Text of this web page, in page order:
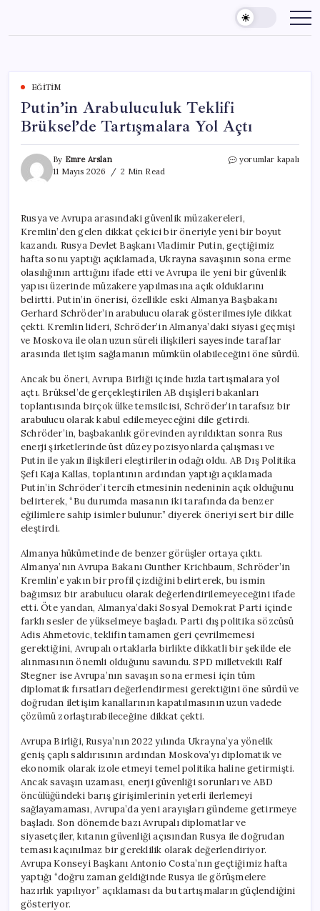
content
EĞITIM
Putin’in Arabuluculuk Teklifi
Brüksel’de Tartışmalara Yol Açtı
By Emre Arslan
11 Mayıs 2026
2 Min Read
Putin’in
Yol
Açtı
için
yorumlar kapalı
Rusya ve Avrupa arasındaki güvenlik müzakereleri,
Kremlin’den gelen dikkat çekici bir öneriyle yeni bir boyut
kazandı. Rusya Devlet Başkanı Vladimir Putin, geçtiğimiz
hafta sonu yaptığı açıklamada, Ukrayna savaşının sona erme
olasılığının arttığını ifade etti ve Avrupa ile yeni bir güvenlik
yapısı üzerinde müzakere yapılmasına açık olduklarını
belirtti. Putin’in önerisi, özellikle eski Almanya Başbakanı
Gerhard Schröder’in arabulucu olarak gösterilmesiyle dikkat
çekti. Kremlin lideri, Schröder’in Almanya’daki siyasi geçmişi
ve Moskova ile olan uzun süreli ilişkileri sayesinde taraflar
arasında iletişim sağlamanın mümkün olabileceğini öne sürdü.
Ancak bu öneri, Avrupa Birliği içinde hızla tartışmalara yol
açtı. Brüksel’de gerçekleştirilen AB dışişleri bakanları
toplantısında birçok ülke temsilcisi, Schröder’in tarafsız bir
arabulucu olarak kabul edilemeyeceğini dile getirdi.
Schröder’in, başbakanlık görevinden ayrıldıktan sonra Rus
enerji şirketlerinde üst düzey pozisyonlarda çalışması ve
Putin ile yakın ilişkileri eleştirilerin odağı oldu. AB Dış Politika
Şefi Kaja Kallas, toplantının ardından yaptığı açıklamada
Putin’in Schröder’i tercih etmesinin nedeninin açık olduğunu
belirterek, “Bu durumda masanın iki tarafında da benzer
eğilimlere sahip isimler bulunur.” diyerek öneriyi sert bir dille
eleştirdi.
Almanya hükümetinde de benzer görüşler ortaya çıktı.
Almanya’nın Avrupa Bakanı Gunther Krichbaum, Schröder’in
Kremlin’e yakın bir profil çizdiğini belirterek, bu ismin
bağımsız bir arabulucu olarak değerlendirilemeyeceğini ifade
etti. Öte yandan, Almanya’daki Sosyal Demokrat Parti içinde
farklı sesler de yükselmeye başladı. Parti dış politika sözcüsü
Adis Ahmetovic, teklifin tamamen geri çevrilmemesi
gerektiğini, Avrupalı ortaklarla birlikte dikkatli bir şekilde ele
alınmasının önemli olduğunu savundu. SPD milletvekili Ralf
Stegner ise Avrupa’nın savaşın sona ermesi için tüm
diplomatik fırsatları değerlendirmesi gerektiğini öne sürdü ve
doğrudan iletişim kanallarının kapatılmasının uzun vadede
çözümü zorlaştırabileceğine dikkat çekti.
Avrupa Birliği, Rusya’nın 2022 yılında Ukrayna’ya yönelik
geniş çaplı saldırısının ardından Moskova’yı diplomatik ve
ekonomik olarak izole etmeyi temel politika haline getirmişti.
Ancak savaşın uzaması, enerji güvenliği sorunları ve ABD
öncülüğündeki barış girişimlerinin yeterli ilerlemeyi
sağlayamaması, Avrupa’da yeni arayışları gündeme getirmeye
başladı. Son dönemde bazı Avrupalı diplomatlar ve
siyasetçiler, kıtanın güvenliği açısından Rusya ile doğrudan
teması kaçınılmaz bir gereklilik olarak değerlendiriyor.
Avrupa Konseyi Başkanı Antonio Costa’nın geçtiğimiz hafta
yaptığı “doğru zaman geldiğinde Rusya ile görüşmelere
hazırlık yapılıyor” açıklaması da bu tartışmaların güçlendiğini
gösteriyor.